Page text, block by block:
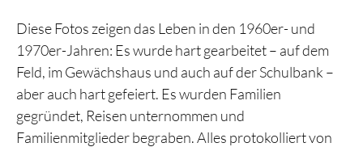
Diese Fotos zeigen das Leben in den 1960er- und
1970er-Jahren: Es wurde hart gearbeitet – auf dem
Feld, im Gewächshaus und auch auf der Schulbank –
aber auch hart gefeiert. Es wurden Familien
gegründet, Reisen unternommen und
Familienmitglieder begraben. Alles protokolliert von